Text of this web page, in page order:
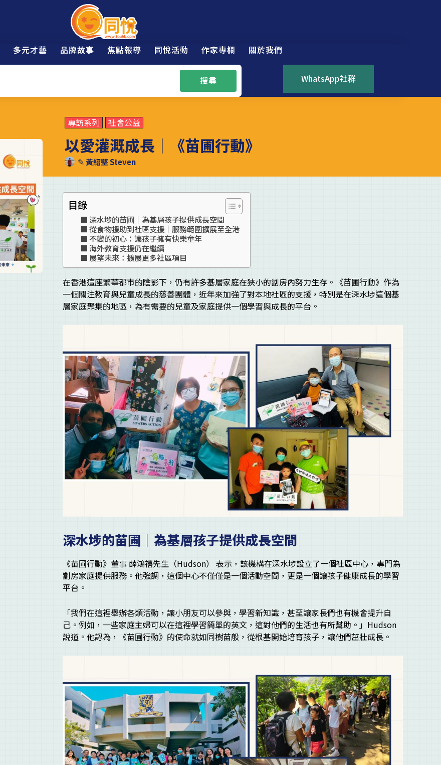
多元才藝 品牌故事 焦點報導 同悅活動 作家專欄 關於我們
搜尋 WhatsApp社群
專訪系列 社會公益
以愛灌溉成長｜《苗圃行動》
✎黃紹堅 Steven
目錄
深水埗的苗圃｜為基層孩子提供成長空間
從食物援助到社區支援｜服務範圍擴展至全港
不變的初心：讓孩子擁有快樂童年
海外教育支援仍在繼續
展望未來：擴展更多社區項目
在香港這座繁華都市的陰影下，仍有許多基層家庭在狹小的劏房內努力生存。《苗圃行動》作為
一個關注教育與兒童成長的慈善團體，近年來加強了對本地社區的支援，特別是在深水埗這個基
層家庭聚集的地區，為有需要的兒童及家庭提供一個學習與成長的平台。
深水埗的苗圃｜為基層孩子提供成長空間
《苗圃行動》董事 薛鴻禧先生（Hudson） 表示，該機構在深水埗設立了一個社區中心，專門為
劏房家庭提供服務。他強調，這個中心不僅僅是一個活動空間，更是一個讓孩子健康成長的學習
平台。
「我們在這裡舉辦各類活動，讓小朋友可以參與，學習新知識，甚至讓家長們也有機會提升自
己。例如，一些家庭主婦可以在這裡學習簡單的英文，這對他們的生活也有所幫助。」Hudson
說道。他認為，《苗圃行動》的使命就如同樹苗般，從根基開始培育孩子，讓他們茁壯成長。